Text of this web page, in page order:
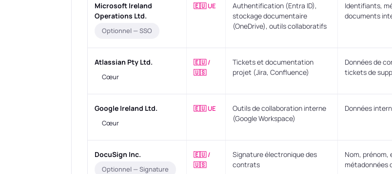
Microsoft Ireland
Operations Ltd.
Optionnel — SSO
🇪🇺 UE
Authentification (Entra ID),
stockage documentaire
(OneDrive), outils collaboratifs
Identifiants,
documents
Atlassian Pty Ltd.
Cœur
🇪🇺 /
🇺🇸
Tickets et documentation
projet (Jira, Confluence)
Données de
tickets de
Google Ireland Ltd.
Cœur
🇪🇺 UE
Outils de collaboration interne
(Google Workspace)
Données
DocuSign Inc.
Optionnel — Signature
🇪🇺 /
🇺🇸
Signature électronique des
contrats
Nom, prénom,
métadonnées